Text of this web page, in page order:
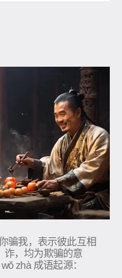
骗我，表示彼此互相
诈，均为欺骗的意
zhà 成语起源：